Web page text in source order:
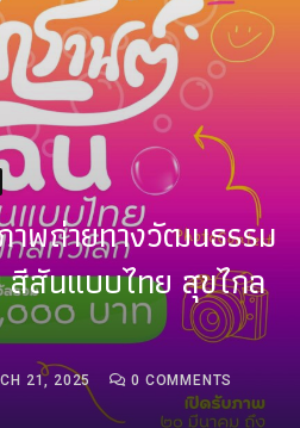
าพถ่ายทางวัฒนธรรม
สันแบบไทย สุขไกล
21, 2025 0 COMMENTS